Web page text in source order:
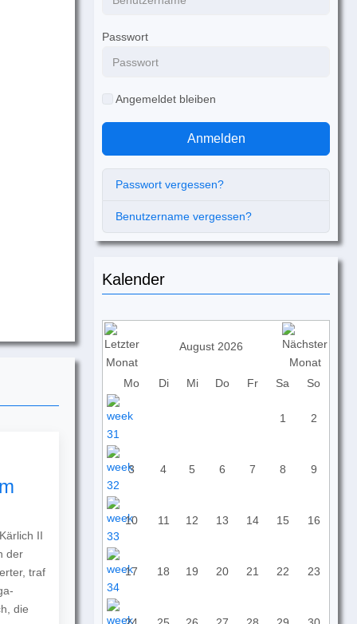
II
der
traf
die
Passwort
Angemeldet bleiben
Anmelden
Passwort vergessen?
Benutzername vergessen?
Kalender
August 2026
Mo Di Mi Do Fr Sa So
1 2
3 4 5 6 7 8 9
10 11 12 13 14 15 16
17 18 19 20 21 22 23